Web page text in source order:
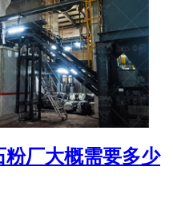
厂大概需要多少